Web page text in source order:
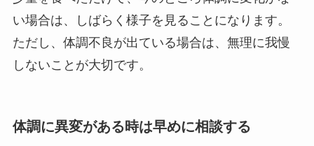
い場合は、しばらく様子を見ることになります。
ただし、体調不良が出ている場合は、無理に我慢
しないことが大切です。
体調に異変がある時は早めに相談する